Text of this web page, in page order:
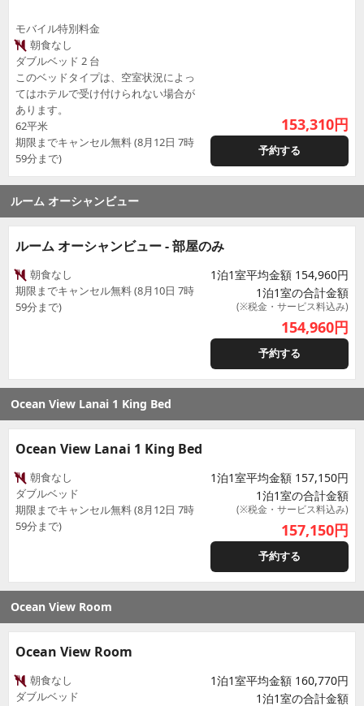
モバイル特別料金
朝食なし
ダブルベッド 2 台
このベッドタイプは、空室状況によっ
てはホテルで受け付けられない場合が
あります。
62平米
期限までキャンセル無料 (8月12日 7時
59分まで)
153,310円
予約する
ルーム オーシャンビュー
ルーム オーシャンビュー - 部屋のみ
朝食なし
期限までキャンセル無料 (8月10日 7時
59分まで)
1泊1室平均金額 154,960円
1泊1室の合計金額
(※税金・サービス料込み)
154,960円
予約する
Ocean View Lanai 1 King Bed
Ocean View Lanai 1 King Bed
朝食なし
ダブルベッド
期限までキャンセル無料 (8月12日 7時
59分まで)
1泊1室平均金額 157,150円
1泊1室の合計金額
(※税金・サービス料込み)
157,150円
予約する
Ocean View Room
Ocean View Room
朝食なし
ダブルベッド
1泊1室平均金額 160,770円
1泊1室の合計金額